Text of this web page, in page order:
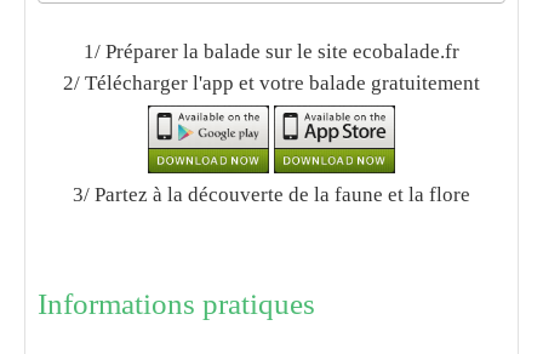
1/ Préparer la balade sur le site ecobalade.fr
2/ Télécharger l'app et votre balade gratuitement
3/ Partez à la découverte de la faune et la flore
Informations pratiques